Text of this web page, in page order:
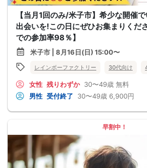
【当月1回のみ/米子市】希少な開催
出会いを!この日にぜひお集まりくだ
での参加率98％】
米子市 | 8月16日(日) 15:00〜
レインボーファクトリー 30代向け
女性 残りわずか 30〜49歳 無料
男性 受付終了 30〜49歳 6,900円
早割中！